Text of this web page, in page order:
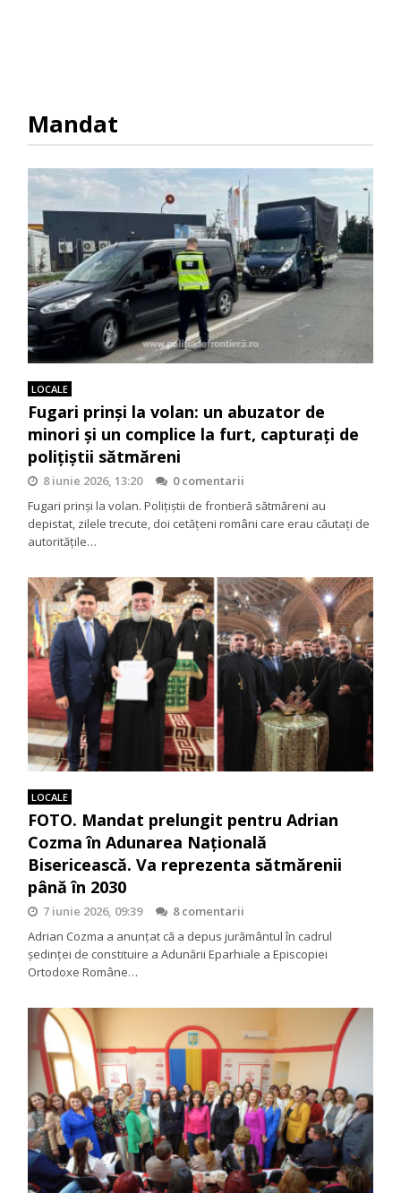
Mandat
LOCALE
Fugari prinși la volan: un abuzator de
minori și un complice la furt, capturați de
polițiștii sătmăreni
8 iunie 2026, 13:20
0 comentarii
Fugari prinși la volan. Polițiștii de frontieră sătmăreni au
depistat, zilele trecute, doi cetățeni români care erau căutați de
autoritățile…
LOCALE
FOTO. Mandat prelungit pentru Adrian
Cozma în Adunarea Națională
Bisericească. Va reprezenta sătmărenii
până în 2030
7 iunie 2026, 09:39
8 comentarii
Adrian Cozma a anunțat că a depus jurământul în cadrul
ședinței de constituire a Adunării Eparhiale a Episcopiei
Ortodoxe Române…